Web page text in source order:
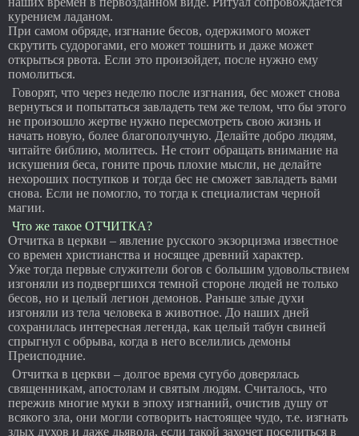
курением ладаном.
При самом обряде, изгнание бесов, одержимого может
скрутить судорогами, его может тошнить и даже может
открыться рвота. Если это произойдет, после нужно ему
помолиться.
Говорят, что через неделю после изгнания, бес может снова
вернуться и попытаться завладеть тем же телом, что бы этого
не произошло жертве нужно пересмотреть свою жизнь и
начать новую, более благополучную. Делайте добро людям,
читайте библию, молитесь. Не стоит обращать внимание на
искушения беса, гоните прочь плохие мысли, не делайте
нехороших поступков и тогда бес не сможет завладеть вами
снова. Если не помогло, то тогда к специалистам черной
магии.
Что же такое ОТЧИТКА?
Отчитка в церкви – явление русского экзорцизма известное
со времен христианства и носящее древний характер.
Уже тогда первые служители богов с большим удовольствием
изгоняли из подвергшихся темной стороне людей не только
бесов, но и целый легион демонов. Раньше злые духи
изгоняли из тела человека в животное. До наших дней
сохранилась интересная легенда, как целый табун свиней
спрыгнул с обрыва, когда в него вселились демоны
Преисподние.
Отчитка в церкви – долгое время сугубо доверялась
священникам, апостолам и святым людям. Считалось, что
пережив многие муки в эпоху изгнаний, очистив душу от
всякого зла, они могли сотворить настоящее чудо, т.е. изгнать
злых духов и даже дьявола, если такой захочет поселиться в